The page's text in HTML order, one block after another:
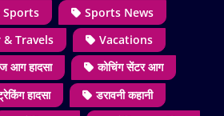
Sports
Sports News
& Travels
Vacations
आग हादसा
कोचिंग सेंटर आग
हादसा
डरावनी कहानी